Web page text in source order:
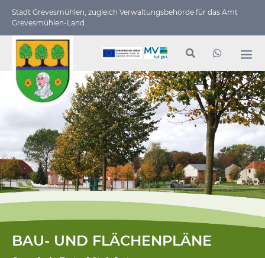
Stadt Grevesmühlen, zugleich Verwaltungs­behörde für das Amt
Grevesmühlen-Land
BAU- UND FLÄCHENPLÄNE